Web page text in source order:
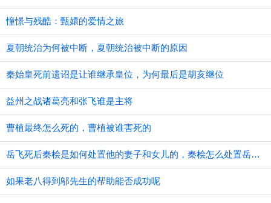
憧憬与残酷：甄嬛的爱情之旅
夏朝统治为何被中断，夏朝统治被中断的原因
秦始皇死前遗诏是让谁继承皇位，为何最后是胡亥继位
益州之战诸葛亮和张飞谁是主将
曹植最终怎么死的，曹植被谁害死的
​岳飞死后秦桧是如何处置他的妻子和女儿的，秦桧怎么处置岳飞家人的
如果老八得到邬先生的帮助能否成功呢